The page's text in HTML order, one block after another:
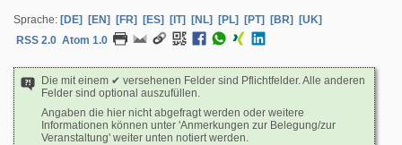
Sprache: [DE] [EN] [FR] [ES] [IT] [NL] [PL] [PT] [BR]
[UK]
RSS 2.0 Atom 1.0
Die mit einem ✔ versehenen Felder sind Pflichtfelder. Alle anderen
Felder sind optional auszufüllen.
Angaben die hier nicht abgefragt werden oder weitere
Informationen können unter 'Anmerkungen zur Belegung/zur
Veranstaltung' weiter unten notiert werden.